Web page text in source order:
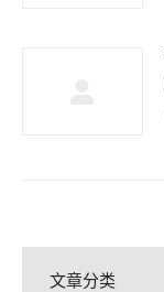
文章分类